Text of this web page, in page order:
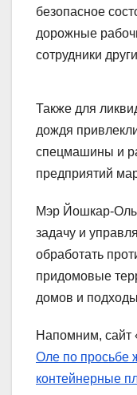
безопасное
дорожные
сотрудники
Также для
дождя
спецмашины и
предприятий
Мэр Йошкар-
задачу и
обработать
придомовые
домов и
Напомним, сайт
Оле по просьбе
контейнерные